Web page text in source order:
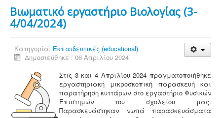
Βιωματικό εργαστήριο Βιολογίας (3-
4/04/2024)
Κατηγορία: Εκπαιδευτικές (educational)
Δημοσιεύθηκε : 06 Απριλίου 2024
Στις 3 και 4 Απριλίου 2024 πραγματοποιήθηκε
εργαστηριακή μικροσκοπική παρασκευή και
παρατήρηση κυττάρων στο εργαστήριο Φυσικών
Επιστημών του σχολείου μας.
Παρασκευάστηκαν νωπά παρασκευάσματα